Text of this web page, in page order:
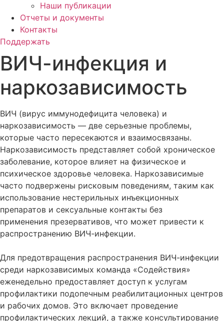
Наши публикации
Отчеты и документы
Контакты
Поддержать
ВИЧ-инфекция и
наркозависимость
ВИЧ (вирус иммунодефицита человека) и
наркозависимость — две серьезные проблемы,
которые часто пересекаются и взаимосвязаны.
Наркозависимость представляет собой хроническое
заболевание, которое влияет на физическое и
психическое здоровье человека. Наркозависимые
часто подвержены рисковым поведениям, таким как
использование нестерильных инъекционных
препаратов и сексуальные контакты без
применения презервативов, что может привести к
распространению ВИЧ-инфекции.
Для предотвращения распространения ВИЧ-инфекции
среди наркозависимых команда «Содействия»
еженедельно предоставляет доступ к услугам
профилактики подопечным реабилитационных центров
и рабочих домов. Это включает проведение
профилактических лекций, а также консультирование